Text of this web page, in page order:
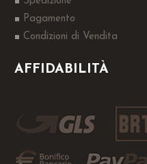
Pagamento
Condizioni di Vendita
AFFIDABILITÀ